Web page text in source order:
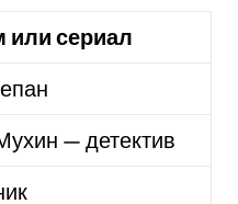
сериал
— детектив